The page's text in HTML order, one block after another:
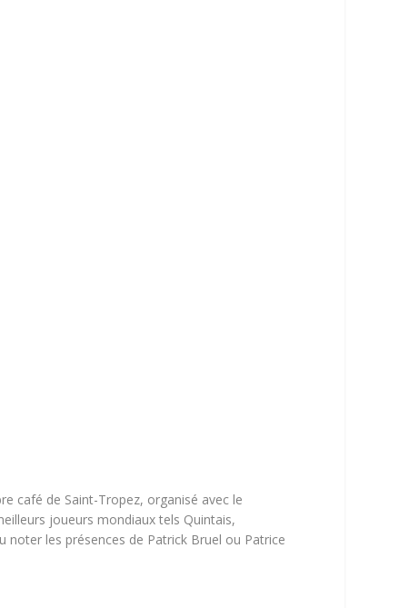
café de Saint-Tropez, organisé avec le
joueurs mondiaux tels Quintais,
noter les présences de Patrick Bruel ou Patrice